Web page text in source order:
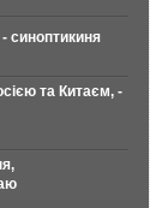
синоптикиня
та Китаєм, -